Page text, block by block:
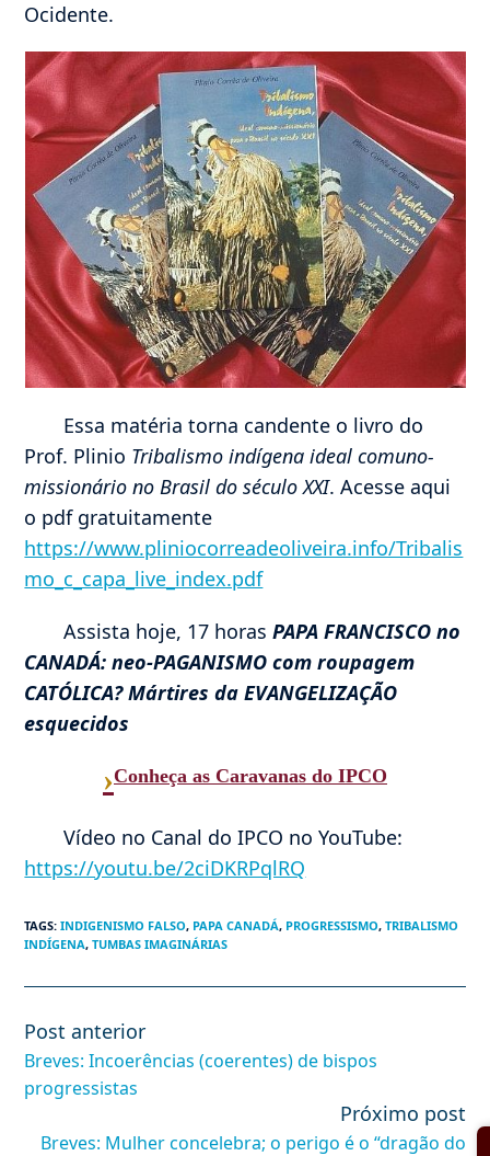
Ocidente.
Essa matéria torna candente o livro do
Prof. Plinio Tribalismo indígena ideal comuno-
missionário no Brasil do século XXI. Acesse aqui
o pdf gratuitamente
https://www.pliniocorreadeoliveira.info/Tribalis
mo_c_capa_live_index.pdf
Assista hoje, 17 horasPAPA FRANCISCO no
CANADÁ: neo-PAGANISMO com roupagem
CATÓLICA? Mártires da EVANGELIZAÇÃO
esquecidos
›Conheça as Caravanas do IPCO
Vídeo no Canal do IPCO no YouTube:
https://youtu.be/2ciDKRPqlRQ
TAGS:INDIGENISMO FALSO, PAPA CANADÁ, PROGRESSISMO, TRIBALISMO
INDÍGENA, TUMBAS IMAGINÁRIAS
Leia
mais
artigos
Post anterior
Breves: Incoerências (coerentes) de bispos
progressistas
Próximo post
Breves: Mulher concelebra; o perigo é o “dragão do